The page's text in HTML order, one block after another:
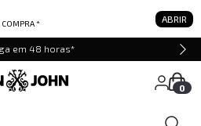
COMPRA * ABRIR
em 48 horas*
0